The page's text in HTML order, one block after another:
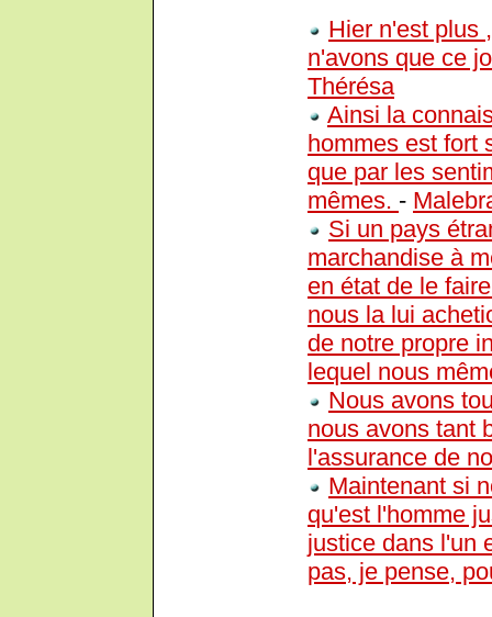
Hier n'est plus
n'avons que ce
Thérésa
Ainsi la
hommes est fort
que par les
mêmes. -
Si un pays
marchandise à
en état de le
nous la lui
de notre propre
lequel nous
Nous avons
nous avons tant
l'assurance de
Maintenant si
qu'est l'homme
justice dans l'un
pas, je pense,